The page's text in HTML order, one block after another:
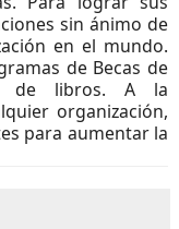
sin ánimo de
en el mundo.
de Becas de
de libros. A la
organización,
para aumentar la